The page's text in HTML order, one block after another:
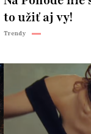
to užiť aj vy!
Trendy